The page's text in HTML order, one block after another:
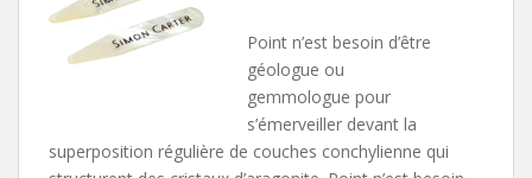
Point n’est besoin d’être
géologue ou
gemmologue pour
s’émerveiller devant la
superposition régulière de couches conchylienne qui